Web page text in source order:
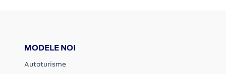
MODELE NOI
Autoturisme